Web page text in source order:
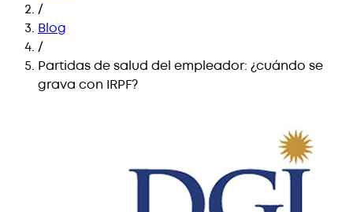
/
Blog
/
Partidas de salud del empleador: ¿cuándo se
grava con IRPF?